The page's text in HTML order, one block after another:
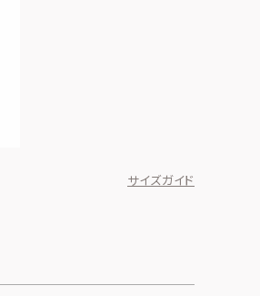
サイズガイド